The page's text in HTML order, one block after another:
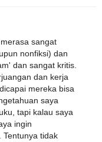
sangat
nonfiksi) dan
dan sangat kritis.
dan kerja
mereka bisa
saya
tapi kalau saya
ingin
Tentunya tidak